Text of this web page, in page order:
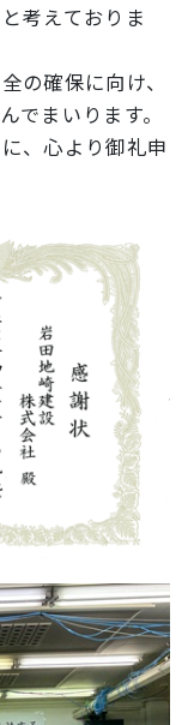
考えておりま
の確保に向け、
でまいります。
、心より御礼申